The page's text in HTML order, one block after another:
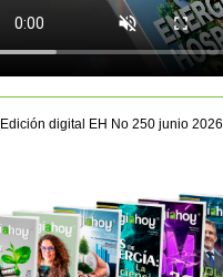
Edición digital EH No 250 junio 2026